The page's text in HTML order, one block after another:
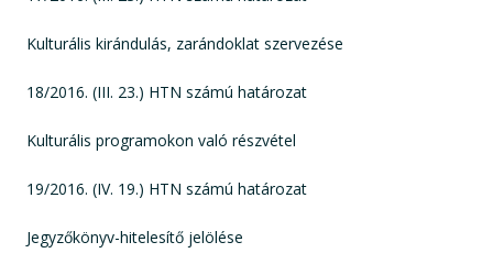
Kulturális kirándulás, zarándoklat szervezése
18/2016. (III. 23.) HTN számú határozat
Kulturális programokon való részvétel
19/2016. (IV. 19.) HTN számú határozat
Jegyzőkönyv-hitelesítő jelölése